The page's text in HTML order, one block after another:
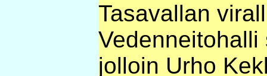
Tasavallan
jolloin Urho